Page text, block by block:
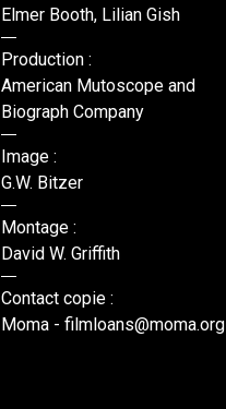
Elmer Booth, Lilian Gish
Production :
American Mutoscope and
Biograph Company
Image :
G.W. Bitzer
Montage :
David W. Griffith
Contact copie :
Moma - filmloans@moma.org